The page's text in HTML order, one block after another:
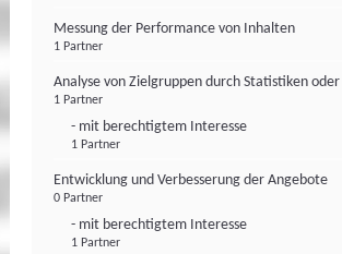
Messung der Performance von Inhalten
1 Partner
Analyse von Zielgruppen durch Statistiken
1 Partner
- mit berechtigtem Interesse
1 Partner
Entwicklung und Verbesserung der Angebote
0 Partner
- mit berechtigtem Interesse
1 Partner